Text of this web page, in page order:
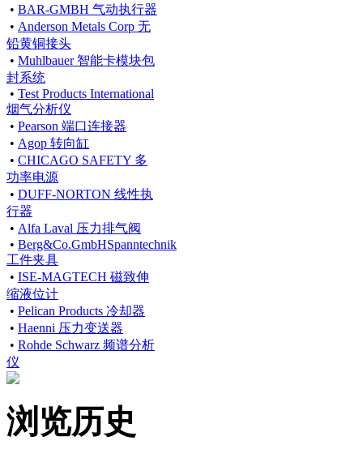
• BAR-GMBH 气动执行器
• Anderson Metals Corp 无
铅黄铜接头
• Muhlbauer 智能卡模块包
封系统
• Test Products International
烟气分析仪
• Pearson 端口连接器
• Agop 转向缸
• CHICAGO SAFETY 多
功率电源
• DUFF-NORTON 线性执
行器
• Alfa Laval 压力排气阀
• Berg&Co.GmbHSpanntechnik
工件夹具
• ISE-MAGTECH 磁致伸
缩液位计
• Pelican Products 冷却器
• Haenni 压力变送器
• Rohde Schwarz 频谱分析
仪
浏览历史